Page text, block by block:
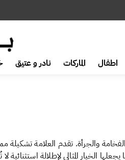
اطفال الماركات نادر و عتيق
والجرأة. تقدم العلامة
الخيار المثالي لإطلالة استثنائية